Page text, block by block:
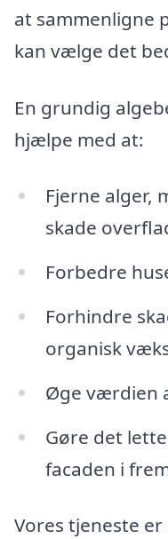
at sammenligne
kan vælge det
En grundig
hjælpe med at:
Fjerne alger,
skade
Forbedre
Forhindre
organisk
Øge værdien
Gøre det
facaden i
Vores tjeneste